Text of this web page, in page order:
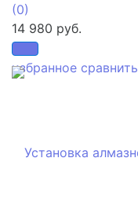
избранное сравнить
(0)
14 980 руб.